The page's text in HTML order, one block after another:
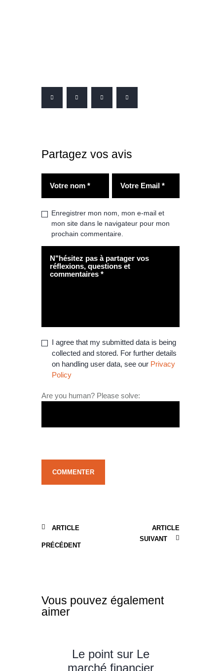
Partagez vos avis
Enregistrer mon nom, mon e-mail et
mon site dans le navigateur pour mon
prochain commentaire.
I agree that my submitted data is being
collected and stored. For further details
on handling user data, see our Privacy
Policy
Are you human? Please solve:
ARTICLE
PRÉCÉDENT
ARTICLE
SUIVANT
Vous pouvez également
aimer
Le point sur Le
marché financier